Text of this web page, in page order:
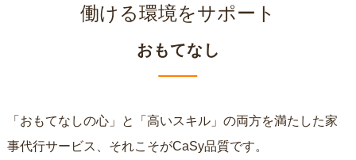
働ける環境をサポート
おもてなし
「おもてなしの心」と「高いスキル」の両方を満たした家
事代行サービス、それこそがCaSy品質です。